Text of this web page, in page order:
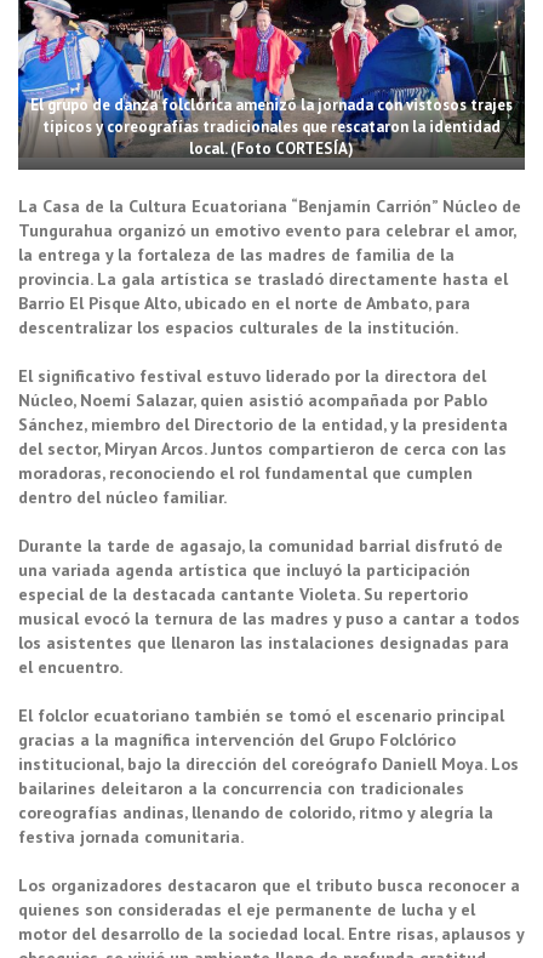
El grupo de danza folclórica amenizó la jornada con vistosos trajes
típicos y coreografías tradicionales que rescataron la identidad
local. (Foto CORTESÍA)
La Casa de la Cultura Ecuatoriana “Benjamín Carrión” Núcleo de
Tungurahua organizó un emotivo evento para celebrar el amor,
la entrega y la fortaleza de las madres de familia de la
provincia. La gala artística se trasladó directamente hasta el
Barrio El Pisque Alto, ubicado en el norte de Ambato, para
descentralizar los espacios culturales de la institución.
El significativo festival estuvo liderado por la directora del
Núcleo, Noemí Salazar, quien asistió acompañada por Pablo
Sánchez, miembro del Directorio de la entidad, y la presidenta
del sector, Miryan Arcos. Juntos compartieron de cerca con las
moradoras, reconociendo el rol fundamental que cumplen
dentro del núcleo familiar.
Durante la tarde de agasajo, la comunidad barrial disfrutó de
una variada agenda artística que incluyó la participación
especial de la destacada cantante Violeta. Su repertorio
musical evocó la ternura de las madres y puso a cantar a todos
los asistentes que llenaron las instalaciones designadas para
el encuentro.
El folclor ecuatoriano también se tomó el escenario principal
gracias a la magnífica intervención del Grupo Folclórico
institucional, bajo la dirección del coreógrafo Daniell Moya. Los
bailarines deleitaron a la concurrencia con tradicionales
coreografías andinas, llenando de colorido, ritmo y alegría la
festiva jornada comunitaria.
Los organizadores destacaron que el tributo busca reconocer a
quienes son consideradas el eje permanente de lucha y el
motor del desarrollo de la sociedad local. Entre risas, aplausos y